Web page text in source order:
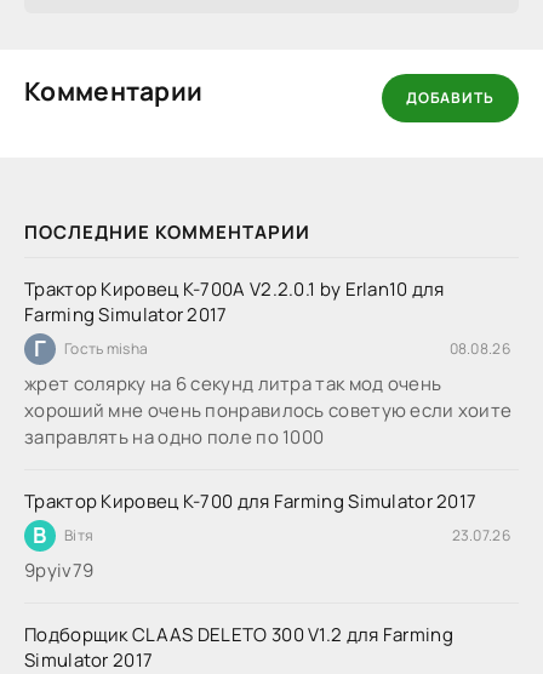
ПОСЛЕДНИЕ КОММЕНТАРИИ
Трактор Кировец К-700А V2.2.0.1 by Erlan10 для
Farming Simulator 2017
Г Гость misha 08.08.26
жрет солярку на 6 секунд литра так мод очень
хороший мне очень понравилось советую если хоите
заправлять на одно поле по 1000
Трактор Кировец К-700 для Farming Simulator 2017
В Вітя 23.07.26
9руіv79
Подборщик CLAAS DELETO 300 V1.2 для Farming
Simulator 2017
Комментарии ДОБАВИТЬ